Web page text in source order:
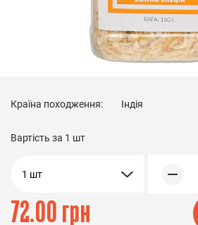
Країна походження: Індія
Вартість за 1 шт
1 шт
72.00 грн